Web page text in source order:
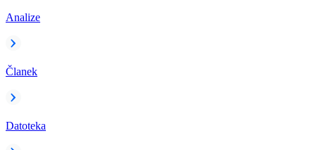
Analize
Članek
Datoteka